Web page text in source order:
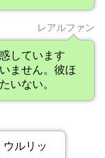
レアルファン
しています
ません。彼ほ
いない。
ルリッ